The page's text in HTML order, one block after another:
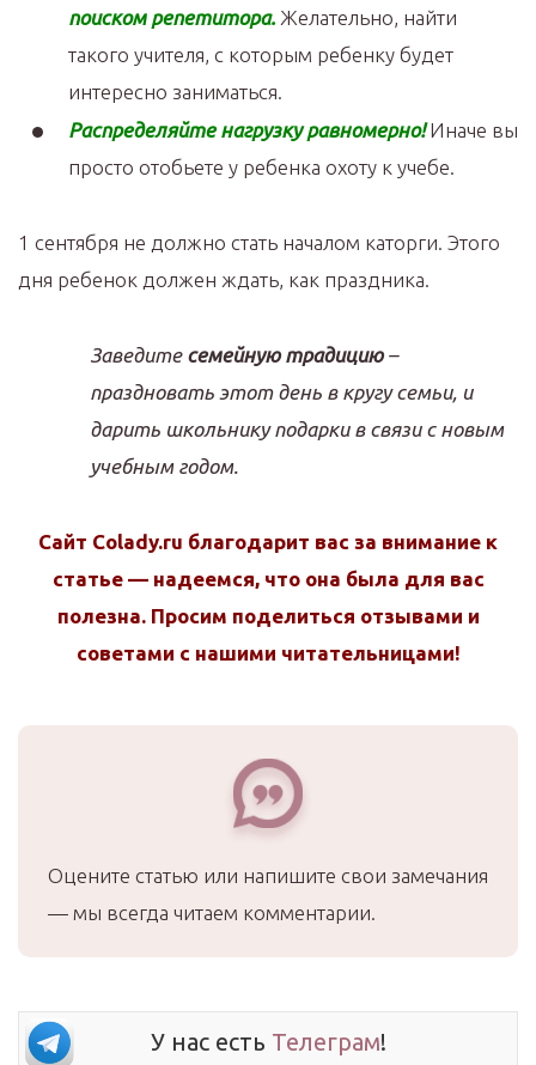
поиском репетитора. Желательно, найти
такого учителя, с которым ребенку будет
интересно заниматься.
Распределяйте нагрузку равномерно! Иначе вы
просто отобьете у ребенка охоту к учебе.
1 сентября не должно стать началом каторги. Этого
дня ребенок должен ждать, как праздника.
Заведите семейную традицию–
праздновать этот день в кругу семьи, и
дарить школьнику подарки в связи с новым
учебным годом.
Сайт Colady.ru благодарит вас за внимание к
статье — надеемся, что она была для вас
полезна. Просим поделиться отзывами и
советами с нашими читательницами!
Оцените статью или напишите свои замечания
— мы всегда читаем комментарии.
У нас есть Телеграм!